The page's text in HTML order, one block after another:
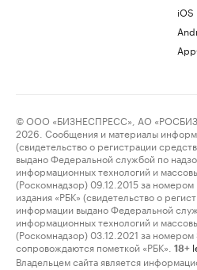
iOS
© ООО «БИЗНЕСПРЕСС», АО
2026. Сообщения и материалы
(свидетельство о регистрации
выдано Федеральной службой по
информационных технологий и
(Роскомнадзор) 09.12.2015 за
издания «РБК» (свидетельство о
информации выдано Федеральной
информационных технологий и
(Роскомнадзор) 03.12.2021 за
сопровождаются пометкой «РБК».
18+
Владельцем сайта является